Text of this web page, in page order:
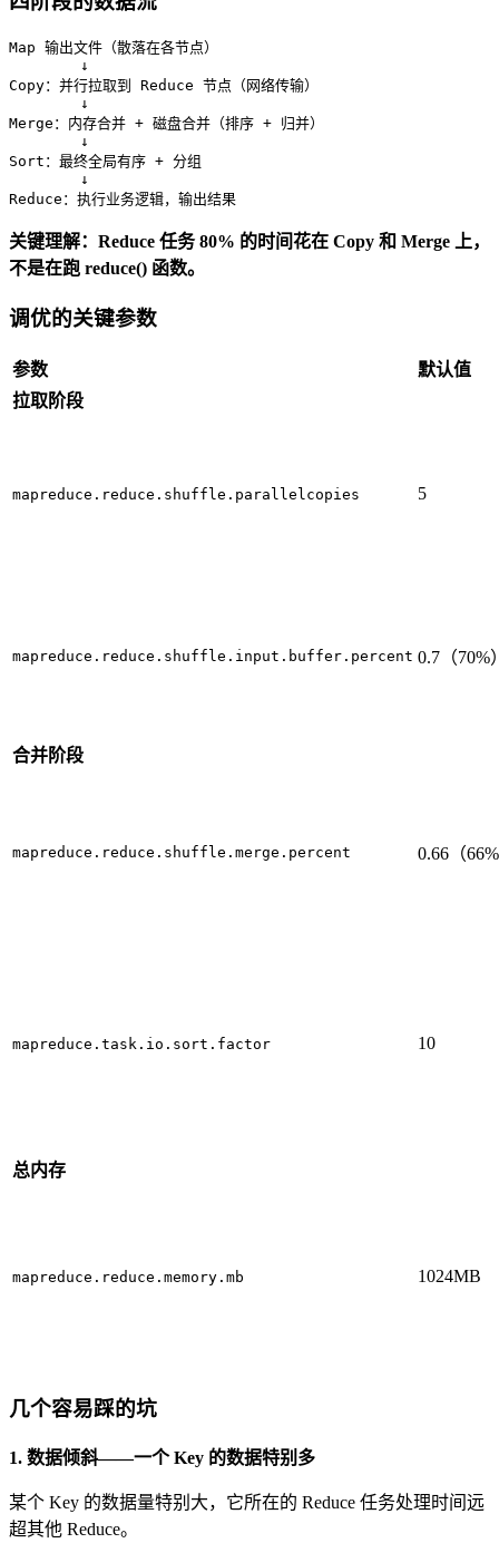
Map 输出文件（散落在各节点）
Copy：并行拉取到 Reduce 节点（网络传输）
Merge ：内存合并 + 磁盘合并（排序 + 归并）
Sort ：最终全局有序 + 分组
Reduce ：执行业务逻辑，输出结果
关键理解：Reduce 任务 80% 的时间花在 Copy 和 Merge 上，
不是在跑 reduce() 函数。
调优的关键参数
参数
默认值
拉取阶段
mapreduce.reduce.shuffle.parallelcopies 5
mapreduce.reduce.shuffle.input.buffer.percent 0.7（70%
合并阶段
mapreduce.reduce.shuffle.merge.percent 0.66（
mapreduce.task.io.sort.factor 10
总内存
mapreduce.reduce.memory.mb 1024MB
几个容易踩的坑
1. 数据倾斜——一个 Key 的数据特别多
某个 Key 的数据量特别大，它所在的 Reduce 任务处理时间远
超其他 Reduce。